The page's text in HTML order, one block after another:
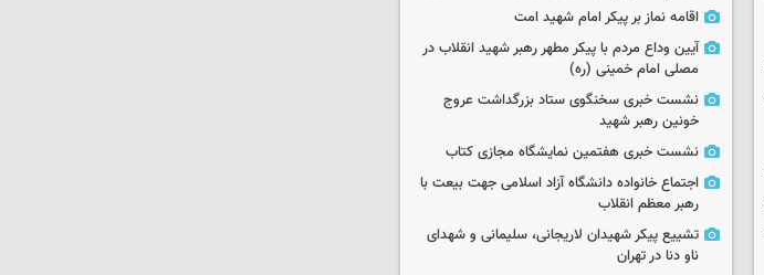
اقامه نماز بر پیکر امام شهید امت
آیین وداع مردم با پیکر مطهر رهبر شهید انقلاب در
مصلی امام خمینی (ره)
نشست خبری سخنگوی ستاد بزرگداشت عروج
خونین رهبر شهید
نشست خبری هفتمین نمایشگاه مجازی کتاب
اجتماع خانواده دانشگاه آزاد اسلامی جهت بیعت با
رهبر معظم انقلاب
تشییع پیکر شهیدان لاریجانی، سلیمانی و شهدای
ناو دنا در تهران